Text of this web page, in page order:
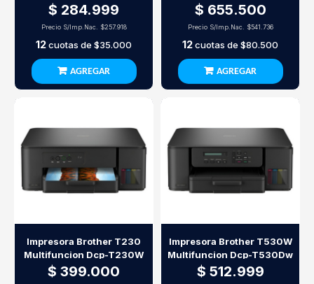
L1232W Wi-Fi 20Ppm
$ 284.999
Precio S/Imp.Nac. $257.918
12cuotas de $35.000
AGREGAR
Multifunción Monocromática
$ 655.500
Precio S/Imp.Nac. $541.736
12cuotas de $80.500
AGREGAR
Impresora Brother T230
Multifuncion Dcp-T230W
$ 399.000
Impresora Brother T530W
Multifuncion Dcp-T530Dw
$ 512.999